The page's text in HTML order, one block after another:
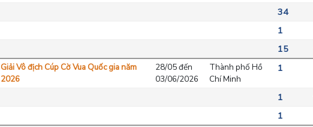
34
1
15
Giải Vô địch Cúp Cờ Vua Quốc gia năm
2026
28/05 đến
03/06/2026
Thành phố Hồ
Chí Minh
1
1
1